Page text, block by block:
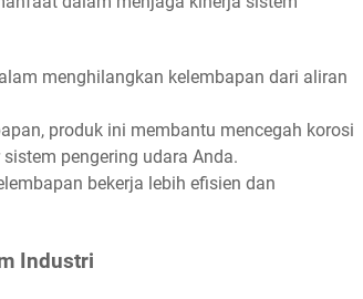
menghilangkan kelembapan dari aliran
produk ini membantu mencegah korosi
pengering udara Anda.
bekerja lebih efisien dan
Industri